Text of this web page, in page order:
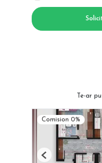
Te-ar
Comision 0%
Previous